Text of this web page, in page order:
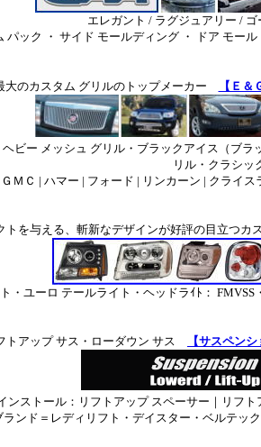
エレガント / ラグジュアリー /
パック ・ サイド モールディング ・ ドア モー
大のカスタム グリルのトップメーカー 【Ｅ
ビー メッシュ グリル・ブラックアイス（ブ
リル・クラシッ
ＭＣ | ハマー | フォード | リンカーン | クライ
トを与える、斬新なデザインが好評の目立つカ
・ユーロ テールライト・ヘッドラｲﾄ：
トアップ サス・ローダウン サス 【サスペン
ンストール： リフトアップ スペーサー｜リフ
ランド＝レディリフト・デイスター・ベルテッ